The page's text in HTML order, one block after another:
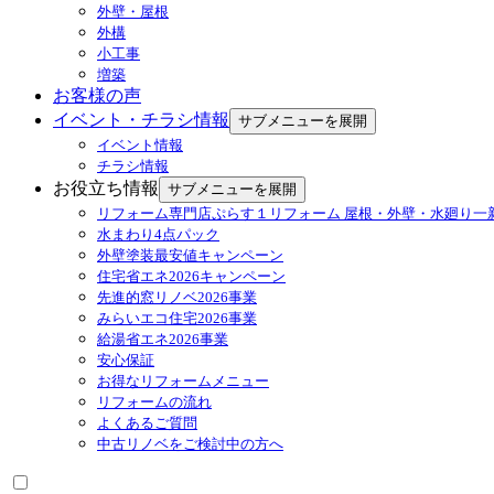
外壁・屋根
外構
小工事
増築
お客様の声
イベント・チラシ情報
サブメニューを展開
イベント情報
チラシ情報
お役立ち情報
サブメニューを展開
リフォーム専門店ぷらす１リフォーム 屋根・外壁・水廻り一
水まわり4点パック
外壁塗装最安値キャンペーン
住宅省エネ2026キャンペーン
先進的窓リノベ2026事業
みらいエコ住宅2026事業
給湯省エネ2026事業
安心保証
お得なリフォームメニュー
リフォームの流れ
よくあるご質問
中古リノベをご検討中の方へ